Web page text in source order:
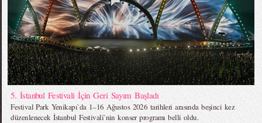
5. İstanbul Festivali İçin Geri Sayım Başladı
Festival Park Yenikapı`da 1–16 Ağustos 2026 tarihleri arasında beşinci kez
düzenlenecek İstanbul Festivali`nin konser programı belli oldu.